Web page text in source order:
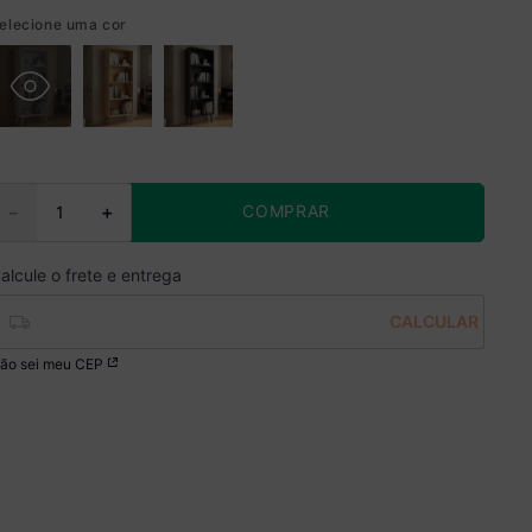
uma cor
＋
－ COMPRAR
sei meu CEP